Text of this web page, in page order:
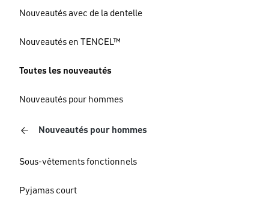
Nouveautés avec de la dentelle
Nouveautés en TENCEL™
Toutes les nouveautés
Nouveautés pour hommes
Nouveautés pour hommes
Sous-vêtements fonctionnels
Pyjamas court